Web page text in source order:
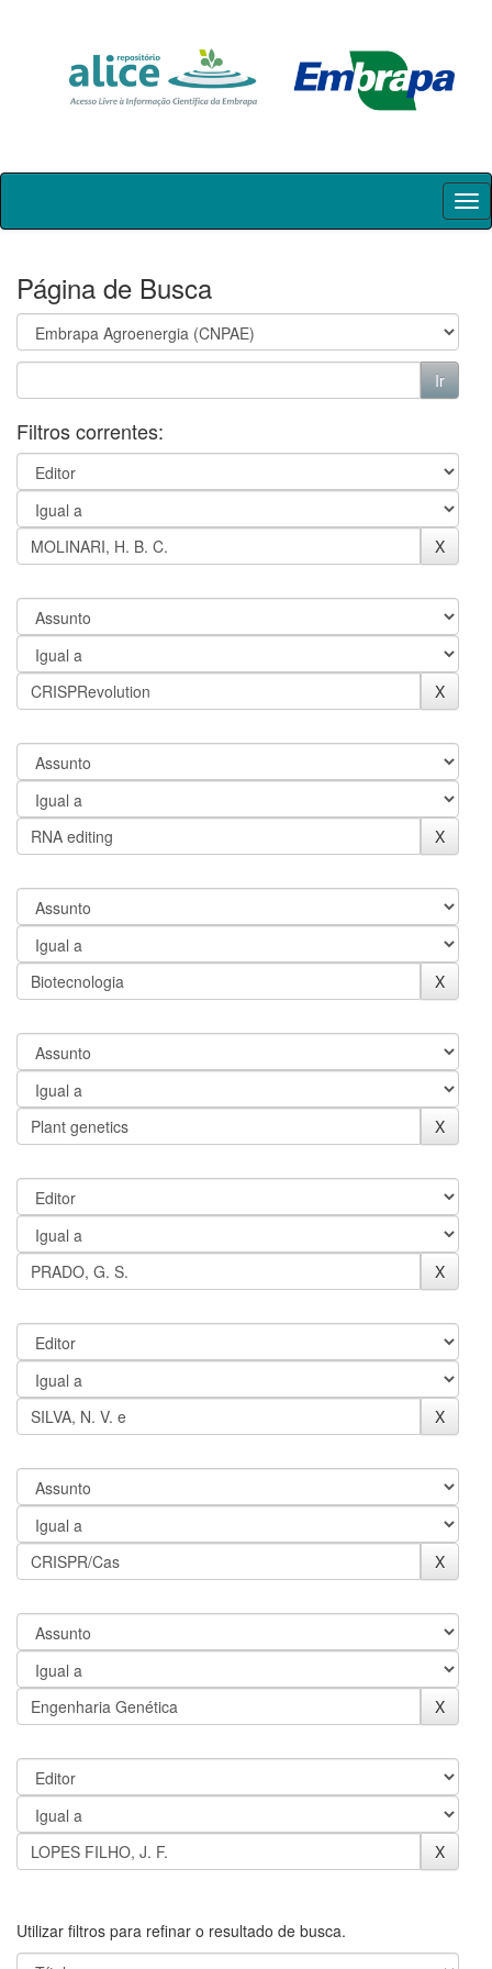
Skip
Página de Busca
Filtros correntes:
Utilizar filtros para refinar o resultado de busca.